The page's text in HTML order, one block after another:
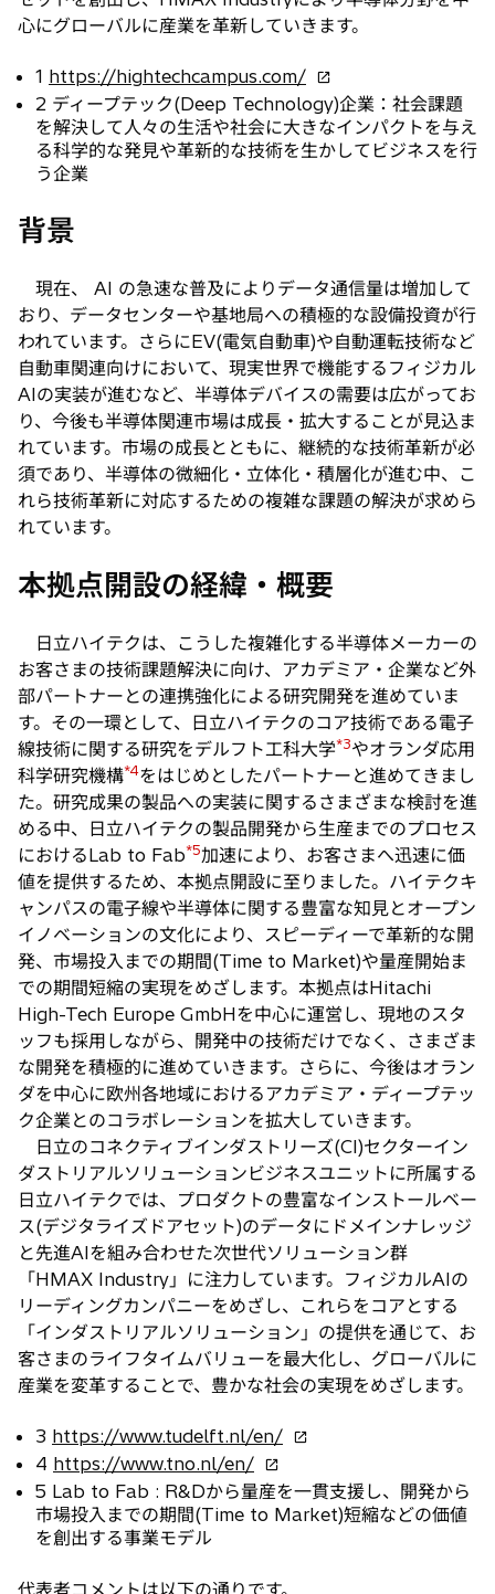
心にグローバルに産業を革新していきます。
1 https://hightechcampus.com/新
し
い
タ
2 ディープテック(Deep Technology)企業：社会課題
を解決して人々の生活や社会に大きなインパクトを与え
る科学的な発見や革新的な技術を生かしてビジネスを行
う企業
背景
現在、 AI の急速な普及によりデータ通信量は増加して
おり、データセンターや基地局への積極的な設備投資が行
われています。さらにEV(電気自動車)や自動運転技術など
自動車関連向けにおいて、現実世界で機能するフィジカル
AIの実装が進むなど、半導体デバイスの需要は広がってお
り、今後も半導体関連市場は成長・拡大することが見込ま
れています。市場の成長とともに、継続的な技術革新が必
須であり、半導体の微細化・立体化・積層化が進む中、こ
れら技術革新に対応するための複雑な課題の解決が求めら
れています。
本拠点開設の経緯・概要
日立ハイテクは、こうした複雑化する半導体メーカーの
お客さまの技術課題解決に向け、アカデミア・企業など外
部パートナーとの連携強化による研究開発を進めていま
す。その一環として、日立ハイテクのコア技術である電子
線技術に関する研究をデルフト工科大学*3やオランダ応用
科学研究機構*4をはじめとしたパートナーと進めてきまし
た。研究成果の製品への実装に関するさまざまな検討を進
める中、日立ハイテクの製品開発から生産までのプロセス
におけるLab to Fab*5加速により、お客さまへ迅速に価
値を提供するため、本拠点開設に至りました。ハイテクキ
ャンパスの電子線や半導体に関する豊富な知見とオープン
イノベーションの文化により、スピーディーで革新的な開
発、市場投入までの期間(Time to Market)や量産開始ま
での期間短縮の実現をめざします。本拠点はHitachi
High-Tech Europe GmbHを中心に運営し、現地のスタ
ッフも採用しながら、開発中の技術だけでなく、さまざま
な開発を積極的に進めていきます。さらに、今後はオラン
ダを中心に欧州各地域におけるアカデミア・ディープテッ
ク企業とのコラボレーションを拡大していきます。
日立のコネクティブインダストリーズ(CI)セクターイン
ダストリアルソリューションビジネスユニットに所属する
日立ハイテクでは、プロダクトの豊富なインストールベー
ス(デジタライズドアセット)のデータにドメインナレッジ
と先進AIを組み合わせた次世代ソリューション群
「HMAX Industry」に注力しています。フィジカルAIの
リーディングカンパニーをめざし、これらをコアとする
「インダストリアルソリューション」の提供を通じて、お
客さまのライフタイムバリューを最大化し、グローバルに
産業を変革することで、豊かな社会の実現をめざします。
3 https://www.tudelft.nl/en/新
い
タ
ブ
4 https://www.tno.nl/en/新
し
い
で
5 Lab to Fab : R&Dから量産を一貫支援し、開発から
市場投入までの期間(Time to Market)短縮などの価値
を創出する事業モデル
代表者コメントは以下の通りです。